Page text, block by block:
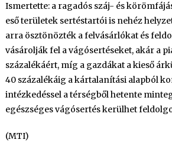
Ismertette: a ragadós száj- és
eső területek sertéstartói is nehéz
arra ösztönözték a felvásárlókat és
vásárolják fel a vágósertéseket, akár a
százalékáért, míg a gazdákat a kieső
40 százalékáig a kártalanítási alapból
intézkedéssel a térségből hetente
egészséges vágósertés kerülhet
(MTI)